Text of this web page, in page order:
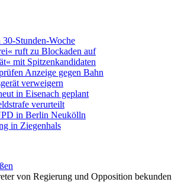
Stunden-Woche
ruft zu Blockaden auf
mit Spitzenkandidaten
Anzeige gegen Bahn
verweigern
in Eisenach geplant
verurteilt
in Berlin Neukölln
in Ziegenhals
von Regierung und Opposition bekunden